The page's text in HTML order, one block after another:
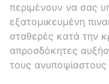
περιμένουν να σας
εξατομικευμένη
σταθερές κατά την
απροσδόκητες
τους ανυποψίαστους